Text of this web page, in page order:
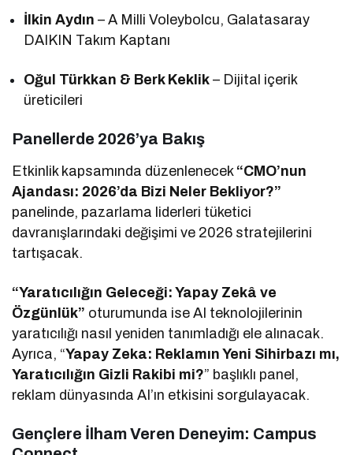
İlkin Aydın – A Milli Voleybolcu, Galatasaray
DAIKIN Takım Kaptanı
Oğul Türkkan & Berk Keklik – Dijital içerik
üreticileri
Panellerde 2026’ya Bakış
Etkinlik kapsamında düzenlenecek “CMO’nun
Ajandası: 2026’da Bizi Neler Bekliyor?”
panelinde, pazarlama liderleri tüketici
davranışlarındaki değişimi ve 2026 stratejilerini
tartışacak.
“Yaratıcılığın Geleceği: Yapay Zekâ ve
Özgünlük” oturumunda ise AI teknolojilerinin
yaratıcılığı nasıl yeniden tanımladığı ele alınacak.
Ayrıca, “Yapay Zeka: Reklamın Yeni Sihirbazı mı,
Yaratıcılığın Gizli Rakibi mi?” başlıklı panel,
reklam dünyasında AI’ın etkisini sorgulayacak.
Gençlere İlham Veren Deneyim: Campus